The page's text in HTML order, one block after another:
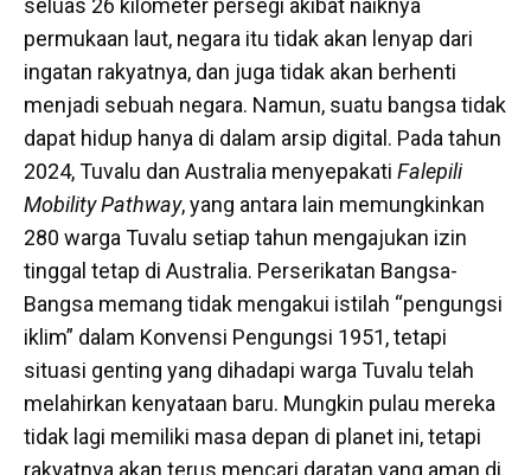
seluas 26 kilometer persegi akibat naiknya
permukaan laut, negara itu tidak akan lenyap dari
ingatan rakyatnya, dan juga tidak akan berhenti
menjadi sebuah negara. Namun, suatu bangsa tidak
dapat hidup hanya di dalam arsip digital. Pada tahun
2024, Tuvalu dan Australia menyepakati Falepili
Mobility Pathway, yang antara lain memungkinkan
280 warga Tuvalu setiap tahun mengajukan izin
tinggal tetap di Australia. Perserikatan Bangsa-
Bangsa memang tidak mengakui istilah “pengungsi
iklim” dalam Konvensi Pengungsi 1951, tetapi
situasi genting yang dihadapi warga Tuvalu telah
melahirkan kenyataan baru. Mungkin pulau mereka
tidak lagi memiliki masa depan di planet ini, tetapi
rakyatnya akan terus mencari daratan yang aman di